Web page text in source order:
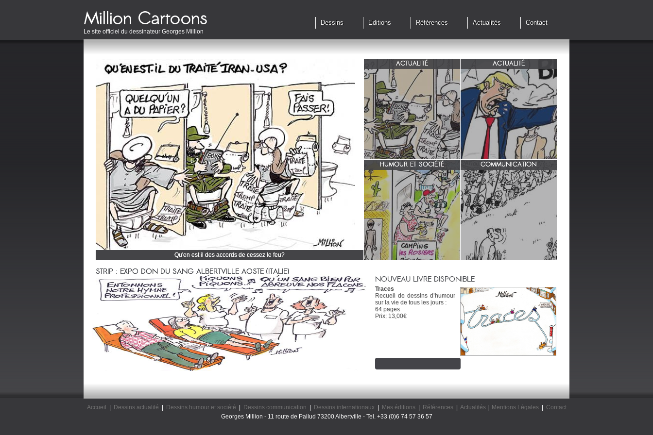
Le site officiel du dessinateur Georges Million
Dessins Editions Références Actualités Contact
Qu'en est il des accords de cessez le feu?
Cliquez et découvrez tous mes dessins d'actualité
ACTUALITÉ
Qu'en est il des accords de cessez
le feu?
ACTUALITÉ
G7 à Evian, Trump, une fois de
plus ,s'en prend aux européens.
HUMOUR ET SOCIÉTÉ
zone 51
COMMUNICATION
INRA/ Rotation des terres.
STRIP : EXPO DON DU SANG ALBERTVILLE AOSTE (ITALIE)
NOUVEAU LIVRE DISPONIBLE
Traces
Recueil de dessins d’humour
sur la vie de tous les jours :
64 pages
Prix: 13,00€
Accueil Dessins actualité Dessins humour et société Dessins communication Dessins internationaux| Mes éditions| Références| Actualités| Mentions Légales|
Contact
Georges Million - 11 route de Pallud 73200 Albertville - Tel. +33 (0)6 74 57 36 57